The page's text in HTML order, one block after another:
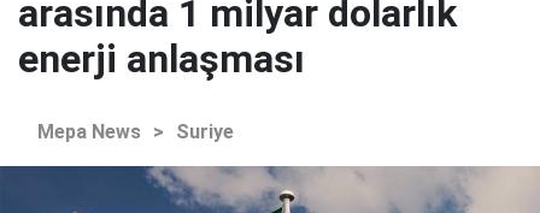
arasında 1 milyar dolarlık
enerji anlaşması
Mepa News > Suriye